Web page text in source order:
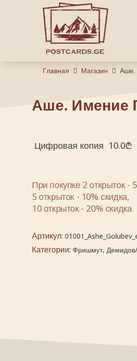
Главная Магазин Аше.
Аше. Имение
Цифровая копия 10.0₾
При покупке 2 открыток -
5 открыток - 10% скидка,
10 открыток - 20% скидка
Артикул:
Категории: Фришмут,